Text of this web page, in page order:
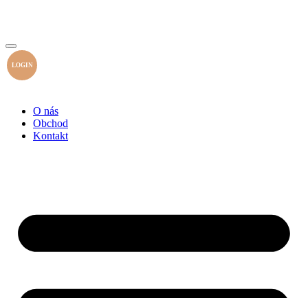
LOGIN
O nás
Obchod
Kontakt